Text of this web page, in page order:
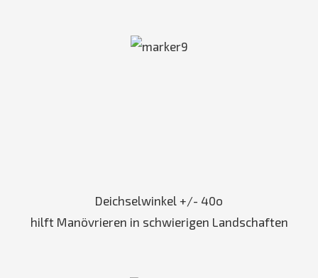
Deichselwinkel +/- 40o
hilft Manövrieren in schwierigen Landschaften